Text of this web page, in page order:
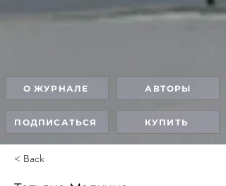
О ЖУРНАЛЕ АВТОРЫ
ПОДПИСАТЬСЯ КУПИТЬ
< Back